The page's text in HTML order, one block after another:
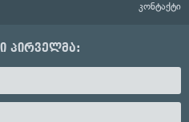
კონტაქტი
პირველმა: